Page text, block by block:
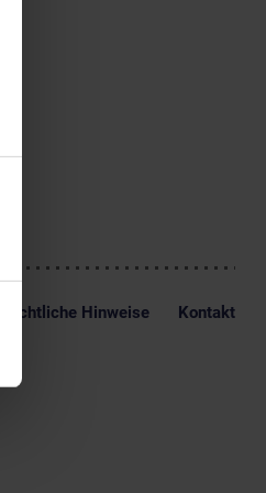
Rechtliche Hinweise Kontakt